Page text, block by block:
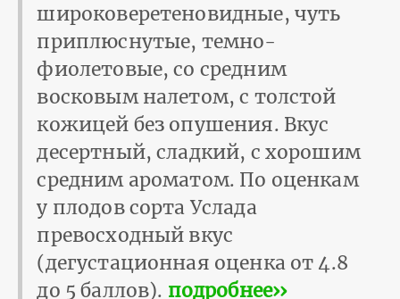
широковеретеновидные, чуть
приплюснутые, темно-
фиолетовые, со средним
восковым налетом, с толстой
кожицей без опушения. Вкус
десертный, сладкий, с хорошим
средним ароматом. По оценкам
у плодов сорта Услада
превосходный вкус
(дегустационная оценка от 4.8
до 5 баллов). подробнее››